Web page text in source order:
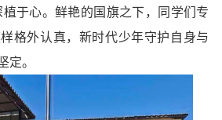
于心。鲜艳的国旗之下，同学们专
格外认真，新时代少年守护自身与
。